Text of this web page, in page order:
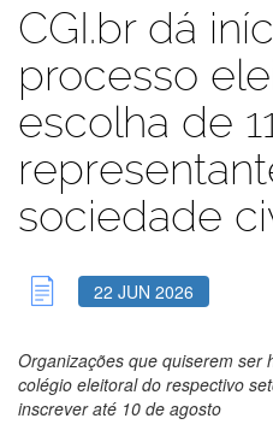
CGI.br dá
processo
escolha de 11
sociedade
22 JUN 2026
Organizações que quiserem ser
colégio eleitoral do respectivo
inscrever até 10 de agosto